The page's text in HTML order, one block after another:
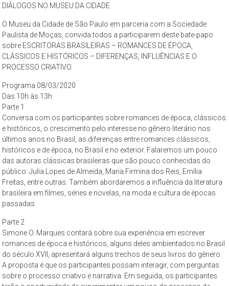
de
socioantropológica,
geográfica
e
histórica
propõe
constituir-
se
como
um
espaço
de
reflexão,
que
tem
objeto
permanente
de
estudo
a
DIÁLOGOS NO MUSEU DA CIDADE
O Museu da Cidade de São Paulo em parceria com a Sociedade
Paulista de Moças, convida todos a participarem deste bate-papo
sobre ESCRITORAS BRASILEIRAS – ROMANCES DE ÉPOCA,
CLÁSSICOS E HISTÓRICOS – DIFERENÇAS, INFLUÊNCIAS E O
PROCESSO CRIATIVO.
Programa 08/03/2020
Das 10h às 13h
Parte 1
Conversa com os participantes sobre romances de época, clássicos
e históricos, o crescimento pelo interesse no gênero literário nos
últimos anos no Brasil, as diferenças entre romances clássicos,
históricos e de época, no Brasil e no exterior. Falaremos um pouco
das autoras clássicas brasileiras que são pouco conhecidas do
público: Julia Lopes de Almeida, Maria Firmina dos Reis, Emília
Freitas, entre outras. Também abordaremos a influência da literatura
brasileira em filmes, séries e novelas, na moda e cultura de épocas
passadas.
Parte 2
Simone O. Marques contará sobre sua experiência em escrever
romances de época e históricos, alguns deles ambientados no Brasil
do século XVII, apresentará alguns trechos de seus livros do gênero.
A proposta é que os participantes possam interagir, com perguntas
sobre o processo criativo e narrativa. Em seguida, os participantes